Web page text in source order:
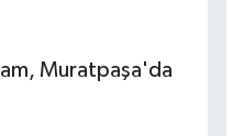
Muratpaşa'da